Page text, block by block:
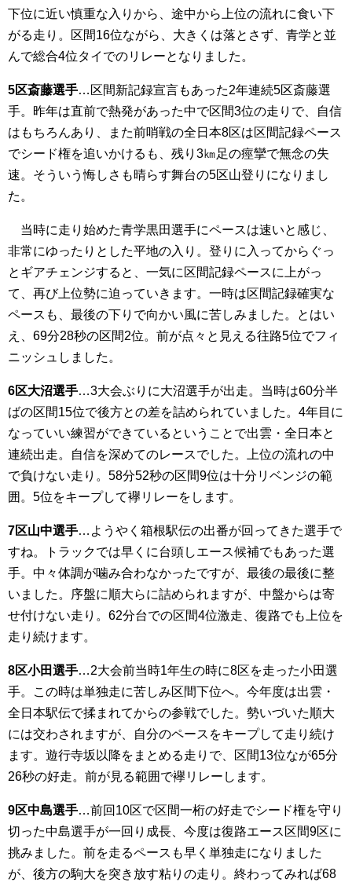
下位に近い慎重な入りから、途中から上位の流れに食い下
がる走り。区間16位ながら、大きくは落とさず、青学と並
んで総合4位タイでのリレーとなりました。
5区斎藤選手…区間新記録宣言もあった2年連続5区斎藤選
手。昨年は直前で熱発があった中で区間3位の走りで、自信
はもちろんあり、また前哨戦の全日本8区は区間記録ペース
でシード権を追いかけるも、残り3㎞足の痙攣で無念の失
速。そういう悔しさも晴らす舞台の5区山登りになりまし
た。
当時に走り始めた青学黒田選手にペースは速いと感じ、
非常にゆったりとした平地の入り。登りに入ってからぐっ
とギアチェンジすると、一気に区間記録ペースに上がっ
て、再び上位勢に迫っていきます。一時は区間記録確実な
ペースも、最後の下りで向かい風に苦しみました。とはい
え、69分28秒の区間2位。前が点々と見える往路5位でフィ
ニッシュしました。
6区大沼選手…3大会ぶりに大沼選手が出走。当時は60分半
ばの区間15位で後方との差を詰められていました。4年目に
なっていい練習ができているということで出雲・全日本と
連続出走。自信を深めてのレースでした。上位の流れの中
で負けない走り。58分52秒の区間9位は十分リベンジの範
囲。5位をキープして襷リレーをします。
7区山中選手…ようやく箱根駅伝の出番が回ってきた選手で
すね。トラックでは早くに台頭しエース候補でもあった選
手。中々体調が噛み合わなかったですが、最後の最後に整
いました。序盤に順大らに詰められますが、中盤からは寄
せ付けない走り。62分台での区間4位激走、復路でも上位を
走り続けます。
8区小田選手…2大会前当時1年生の時に8区を走った小田選
手。この時は単独走に苦しみ区間下位へ。今年度は出雲・
全日本駅伝で揉まれてからの参戦でした。勢いづいた順大
には交わされますが、自分のペースをキープして走り続け
ます。遊行寺坂以降をまとめる走りで、区間13位なが65分
26秒の好走。前が見る範囲で襷リレーします。
9区中島選手…前回10区で区間一桁の好走でシード権を守り
切った中島選手が一回り成長、今度は復路エース区間9区に
挑みました。前を走るペースも早く単独走になりました
が、後方の駒大を突き放す粘りの走り。終わってみれば68